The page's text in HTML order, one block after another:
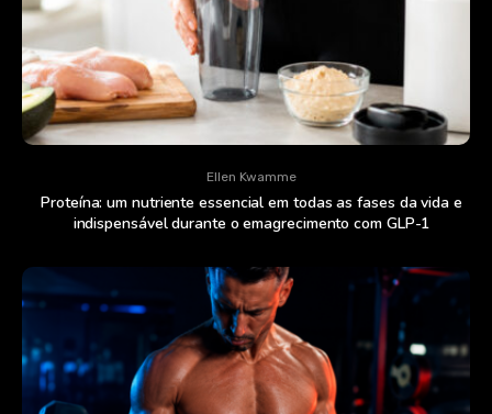
Ellen Kwamme
Proteína: um nutriente essencial em todas as fases da vida e
indispensável durante o emagrecimento com GLP-1